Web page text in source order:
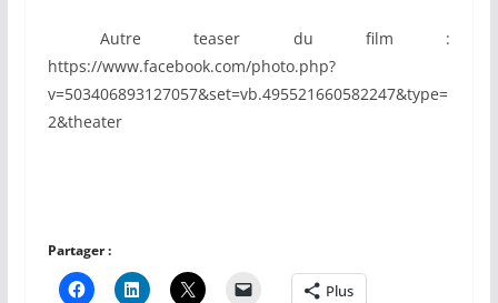
Autre teaser du film :
https://www.facebook.com/photo.php?
v=503406893127057&set=vb.495521660582247&type=
2&theater
Partager :
Plus